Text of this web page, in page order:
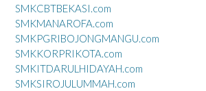
SMKCBTBEKASI.com
SMKMANAROFA.com
SMKPGRIBOJONGMANGU.com
SMKKORPRIKOTA.com
SMKITDARULHIDAYAH.com
SMKSIROJULUMMAH.com